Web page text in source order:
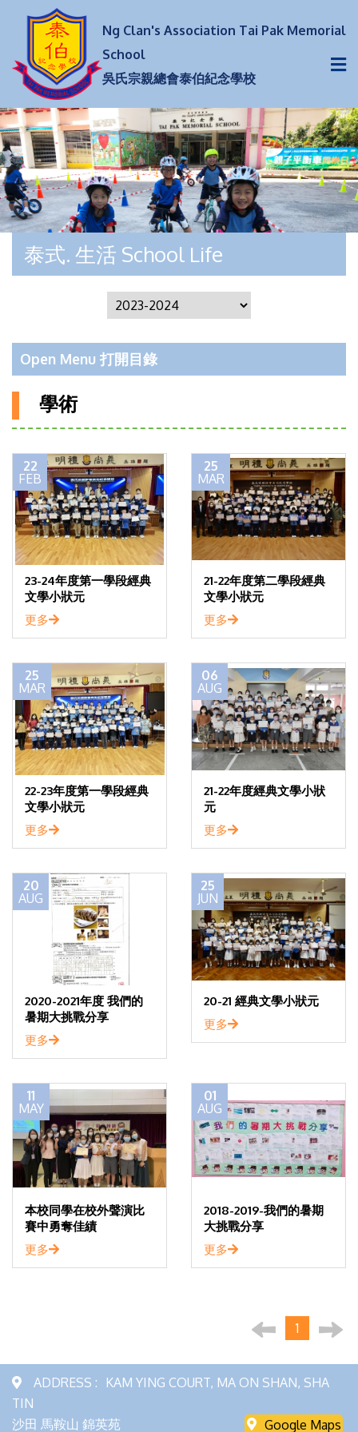
Ng Clan's Association Tai Pak Memorial
School
吳氏宗親總會泰伯紀念學校
泰式. 生活 School Life
Open Menu 打開目錄
學術
22
FEB
23-24年度第一學段經典
文學小狀元
更多
25
MAR
21-22年度第二學段經典
文學小狀元
更多
25
MAR
22-23年度第一學段經典
文學小狀元
更多
06
AUG
21-22年度經典文學小狀
元
更多
20
AUG
2020-2021年度 我們的
暑期大挑戰分享
更多
25
JUN
20-21 經典文學小狀元
更多
11
MAY
本校同學在校外聲演比
賽中勇奪佳績
更多
01
AUG
2018-2019-我們的暑期
大挑戰分享
更多
1
ADDRESS : KAM YING COURT, MA ON SHAN, SHA
TIN
沙田 馬鞍山 錦英苑
Google Maps